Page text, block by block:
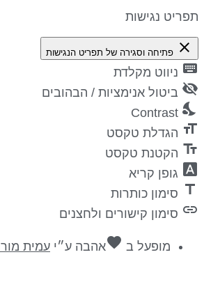
נגישות
close פתיחה וסגירה של תפריט הנגישות
ניווט מקלדת
ביטול אנימציות / הבהובים
Contrast
הגדלת טקסט
הקטנת טקסט
גופן קריא
סימון כותרות
סימון קישורים ולחצנים
מופעל בfavoriteאהבהע״יעמית מורנו